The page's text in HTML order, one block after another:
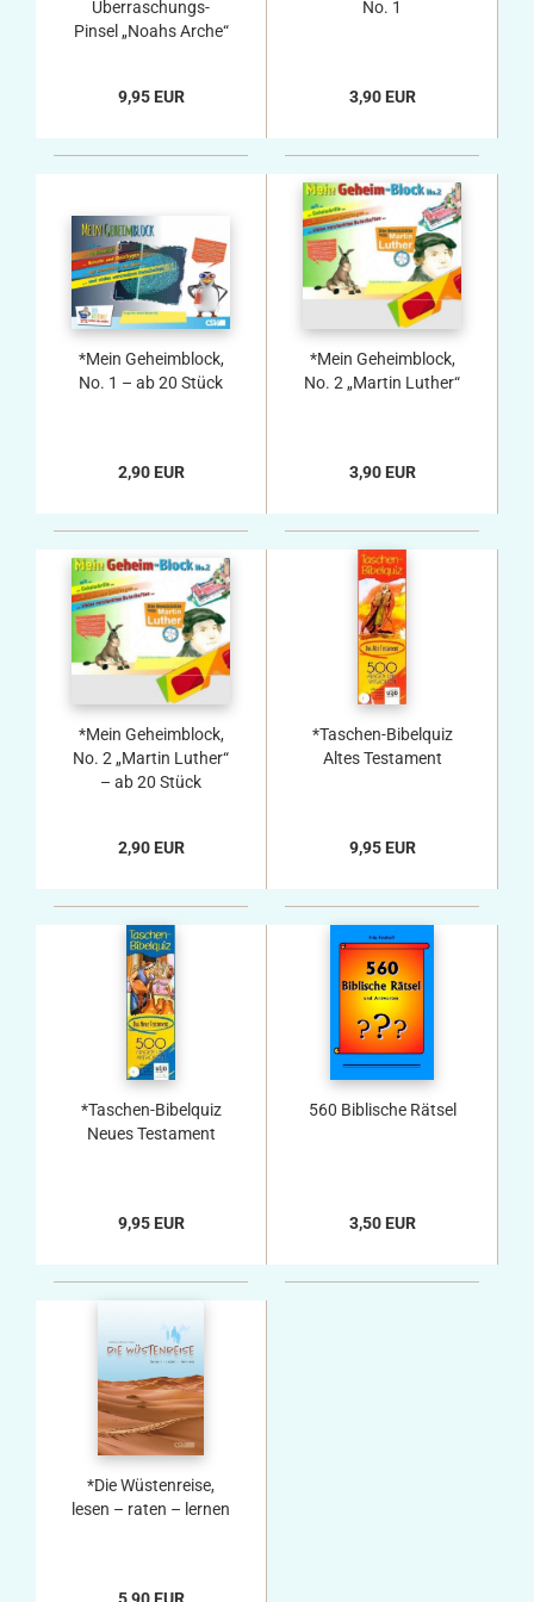
Überraschungs-
Pinsel „Noahs Arche“
9,95 EUR
No. 1
3,90 EUR
*Mein Geheimblock,
No. 1 – ab 20 Stück
2,90 EUR
*Mein Geheimblock,
No. 2 „Martin Luther“
3,90 EUR
*Mein Geheimblock,
No. 2 „Martin Luther“
– ab 20 Stück
2,90 EUR
*Taschen-Bibelquiz
Altes Testament
9,95 EUR
*Taschen-Bibelquiz
Neues Testament
9,95 EUR
560 Biblische Rätsel
3,50 EUR
*Die Wüstenreise,
lesen – raten – lernen